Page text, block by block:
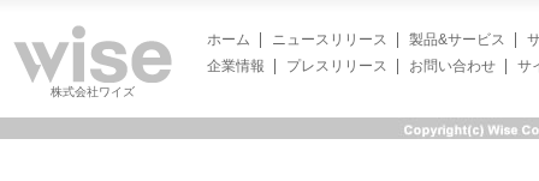
株式会社ワイズ
ホーム ニュースリリース 製品&サービス
企業情報
プレスリリース お問い合わせ サ